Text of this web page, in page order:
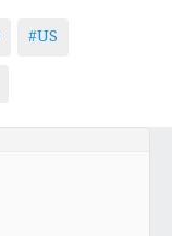
#US